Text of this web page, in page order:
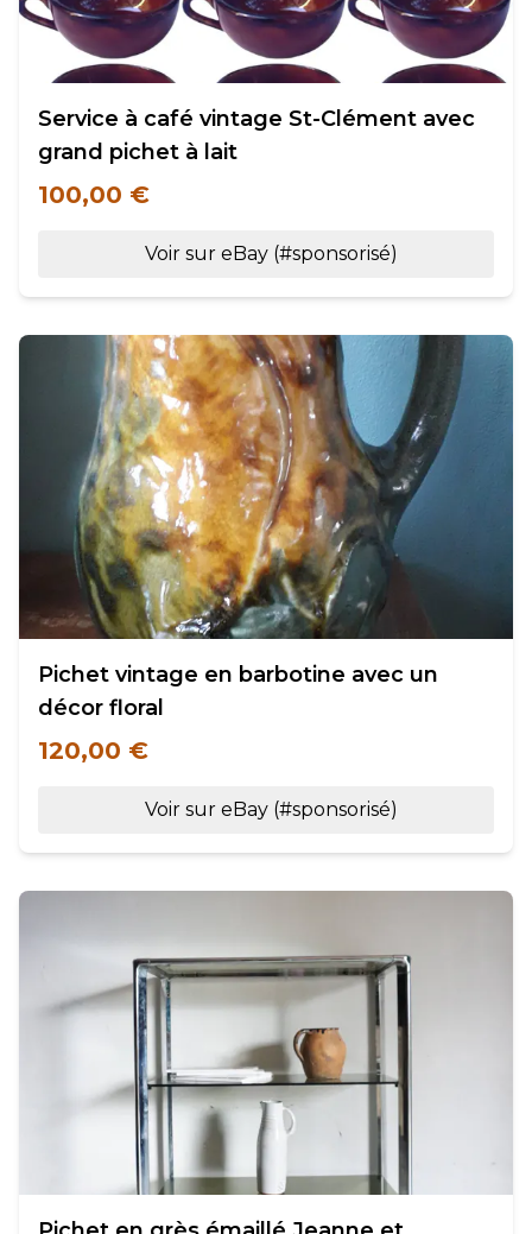
Service à café vintage St-Clément avec
grand pichet à lait
100,00 €
Voir sur eBay (#sponsorisé)
Pichet vintage en barbotine avec un
décor floral
120,00 €
Voir sur eBay (#sponsorisé)